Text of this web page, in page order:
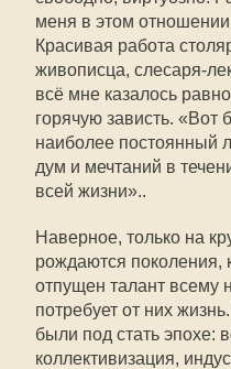
меня в этом
Красивая работа
живописца, слесаря-
всё мне казалось
горячую зависть.
наиболее постоянный
дум и мечтаний в
всей жизни»..
Наверное, только на
рождаются поколения,
отпущен талант всему
потребует от них
были под стать эпохе:
коллективизация,